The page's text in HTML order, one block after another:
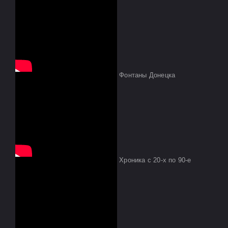
Фонтаны Донецка
Хроника с 20-х по 90-е